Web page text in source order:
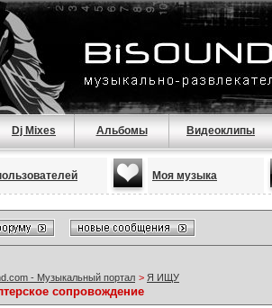
Dj Mixes Альбомы Видеоклипы
Моя музыка
- Музыкальный портал > Я ИЩУ
сопровождение